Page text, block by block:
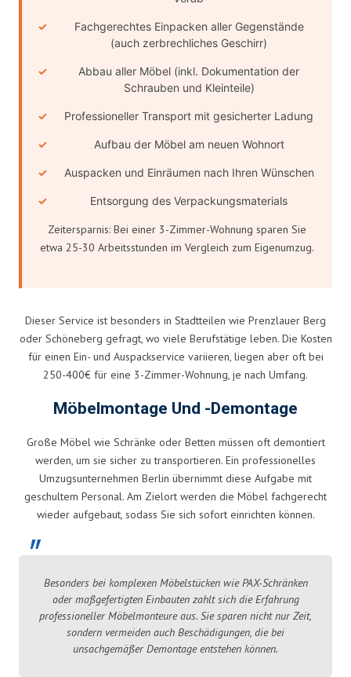
Fachgerechtes Einpacken aller Gegenstände
(auch zerbrechliches Geschirr)
Abbau aller Möbel (inkl. Dokumentation der
Schrauben und Kleinteile)
Professioneller Transport mit gesicherter Ladung
Aufbau der Möbel am neuen Wohnort
Auspacken und Einräumen nach Ihren Wünschen
Entsorgung des Verpackungsmaterials
Zeitersparnis: Bei einer 3-Zimmer-Wohnung sparen Sie
etwa 25-30 Arbeitsstunden im Vergleich zum Eigenumzug.
Dieser Service ist besonders in Stadtteilen wie Prenzlauer Berg
oder Schöneberg gefragt, wo viele Berufstätige leben. Die Kosten
für einen Ein- und Auspackservice variieren, liegen aber oft bei
250-400€ für eine 3-Zimmer-Wohnung, je nach Umfang.
Möbelmontage Und -demontage
Große Möbel wie Schränke oder Betten müssen oft demontiert
werden, um sie sicher zu transportieren. Ein professionelles
Umzugsunternehmen Berlin übernimmt diese Aufgabe mit
geschultem Personal. Am Zielort werden die Möbel fachgerecht
wieder aufgebaut, sodass Sie sich sofort einrichten können.
Besonders bei komplexen Möbelstücken wie PAX-Schränken
oder maßgefertigten Einbauten zahlt sich die Erfahrung
professioneller Möbelmonteure aus. Sie sparen nicht nur Zeit,
sondern vermeiden auch Beschädigungen, die bei
unsachgemäßer Demontage entstehen können.